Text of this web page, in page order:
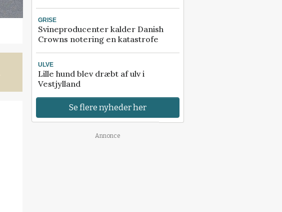
GRISE
Svineproducenter kalder Danish
Crowns notering en katastrofe
ULVE
Lille hund blev dræbt af ulv i
Vestjylland
Se flere nyheder her
Annonce